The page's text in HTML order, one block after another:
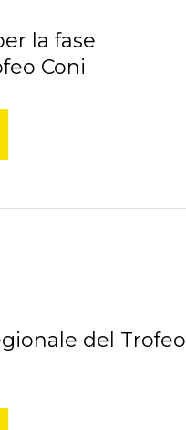
la fase
Coni
del Trofeo